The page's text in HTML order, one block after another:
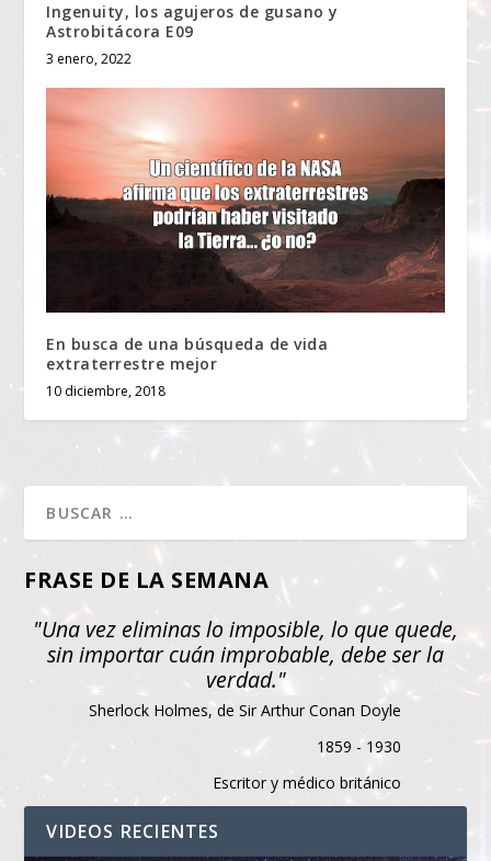
Ingenuity, los agujeros de gusano y
Astrobitácora E09
3 enero, 2022
En busca de una búsqueda de vida
extraterrestre mejor
10 diciembre, 2018
FRASE DE LA SEMANA
"Una vez eliminas lo imposible, lo que quede,
sin importar cuán improbable, debe ser la
verdad."
Sherlock Holmes, de Sir Arthur Conan Doyle
1859 - 1930
Escritor y médico británico
VIDEOS RECIENTES